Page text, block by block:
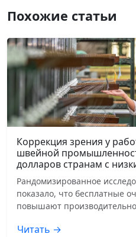
Похожие статьи
Коррекция зрения у
швейной
долларов странам с
Рандомизированное
показало, что бесплатные
повышают
Читать →